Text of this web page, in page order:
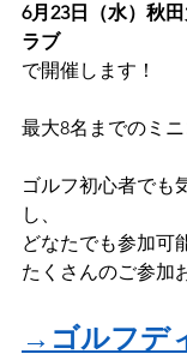
6月23日（水）秋
ラブ
で開催します！
最大8名までのミニ
ゴルフ初心者でも
し、
どなたでも参加可
たくさんのご参加
→ゴルフデ